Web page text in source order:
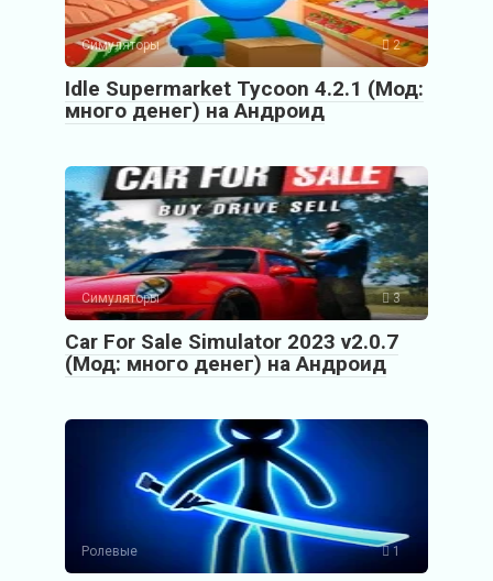
Симуляторы 2
Idle Supermarket Tycoon 4.2.1 (Мод:
много денег) на Андроид
Симуляторы 3
Car For Sale Simulator 2023 v2.0.7
(Мод: много денег) на Андроид
Ролевые 1